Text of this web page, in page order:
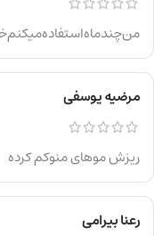
مرضیه یوسفی
ریزش موهای منو‌کم کرده
رعنا بیرامی